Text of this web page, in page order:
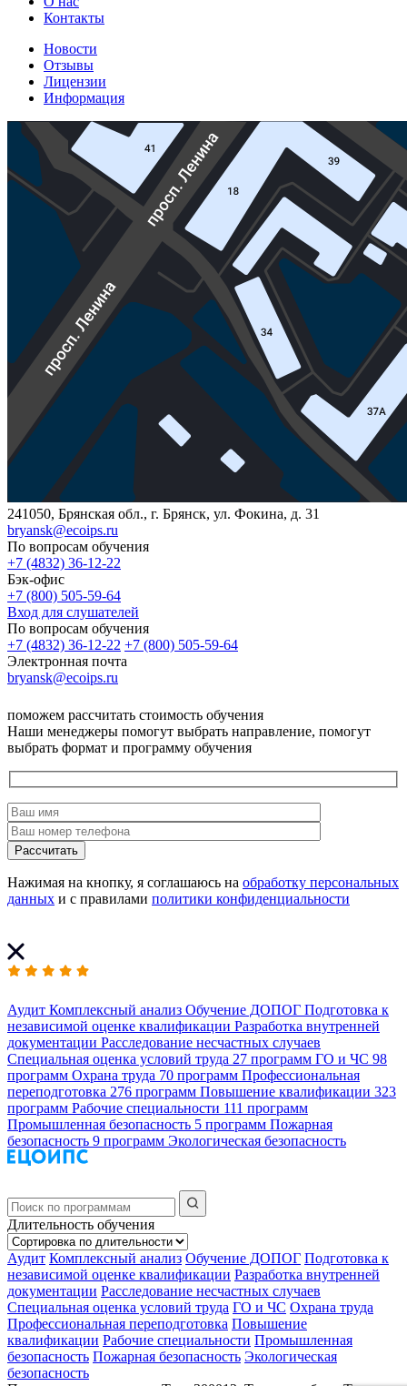
Контакты
Новости
Отзывы
Лицензии
Информация
241050, Брянская обл., г. Брянск, ул. Фокина, д. 31
bryansk@ecoips.ru
По вопросам обучения
+7 (4832) 36-12-22
Бэк-офис
+7 (800) 505-59-64
Вход для слушателей
По вопросам обучения
+7 (4832) 36-12-22 +7 (800) 505-59-64
Электронная почта
bryansk@ecoips.ru
поможем рассчитать стоимость обучения
Наши менеджеры помогут выбрать направление, помогут
выбрать формат и программу обучения
Рассчитать
Нажимая на кнопку, я соглашаюсь на обработку персональных
данных и с правилами политики конфиденциальности
Аудит Комплексный анализ Обучение ДОПОГ Подготовка к
независимой оценке квалификации Разработка внутренней
документации Расследование несчастных случаев
Специальная оценка условий труда 27 программ ГО и ЧС 98
программ Охрана труда 70 программ Профессиональная
переподготовка 276 программ Повышение квалификации 323
программ Рабочие специальности 111 программ
Промышленная безопасность 5 программ Пожарная
безопасность 9 программ Экологическая безопасность
Длительность обучения
Аудит Комплексный анализ Обучение ДОПОГ Подготовка к
независимой оценке квалификации Разработка внутренней
документации Расследование несчастных случаев
Специальная оценка условий труда ГО и ЧС Охрана труда
Профессиональная переподготовка Повышение
квалификации Рабочие специальности Промышленная
безопасность Пожарная безопасность Экологическая
безопасность